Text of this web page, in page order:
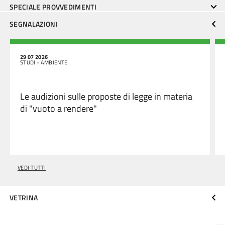
SPECIALE PROVVEDIMENTI
SEGNALAZIONI
29 07 2026
STUDI - AMBIENTE
Le audizioni sulle proposte di legge in materia
di "vuoto a rendere"
VEDI TUTTI
VETRINA